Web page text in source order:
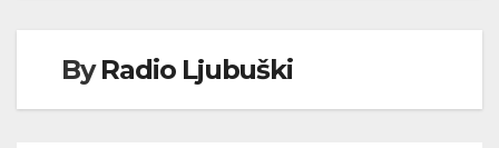
ByRadio Ljubuški